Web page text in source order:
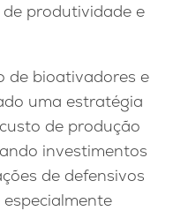
produtividade e
de bioativadores e
uma estratégia
de produção
investimentos
de defensivos